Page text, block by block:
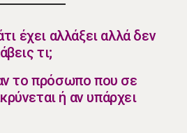
έχει αλλάξει αλλά δεν
τι;
το πρόσωπο που σε
ή αν υπάρχει